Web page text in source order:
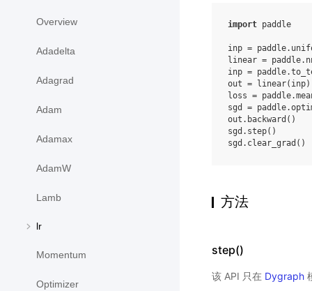
Overview
Adadelta
Adagrad
Adam
Adamax
AdamW
Lamb
lr
Momentum
Optimizer
import paddle
inp = paddle.
linear = paddle.
inp = paddle.
out = linear( inp)
loss = paddle.
sgd
= paddle.
out . backward ()
sgd . step()
sgd . clear_grad ()
方法
step()
该 API 只在 Dygraph